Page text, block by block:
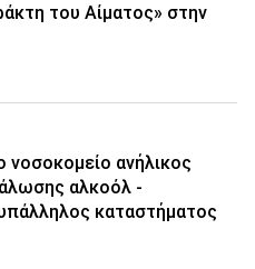
του Αίματος» στην
ανήλικος
αλκοόλ -
καταστήματος